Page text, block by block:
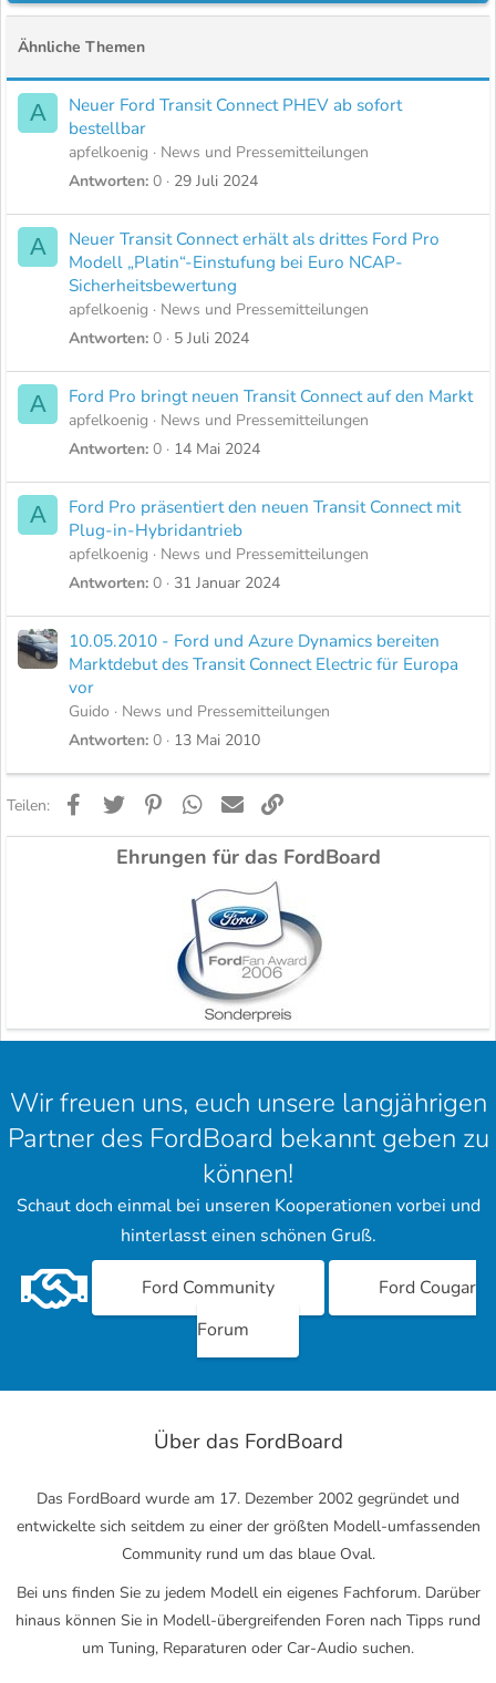
b
v
o
n
Ähnliche Themen
A
Neuer Ford Transit Connect PHEV ab sofort
bestellbar
apfelkoenig
News und Pressemitteilungen
Antworten 0 29 Juli 2024
A
Neuer Transit Connect erhält als drittes Ford Pro
Modell „Platin“-Einstufung bei Euro NCAP-
Sicherheitsbewertung
apfelkoenig
News und Pressemitteilungen
Antworten 0 5 Juli 2024
A Ford Pro bringt neuen Transit Connect auf den Markt
apfelkoenig
News und Pressemitteilungen
Antworten 0 14 Mai 2024
A
Ford Pro präsentiert den neuen Transit Connect mit
Plug-in-Hybridantrieb
apfelkoenig
News und Pressemitteilungen
Antworten 0 31 Januar 2024
10.05.2010 - Ford und Azure Dynamics bereiten
Marktdebut des Transit Connect Electric für Europa
vor
Guido
News und Pressemitteilungen
Antworten 0 13 Mai 2010
Teilen: FacebookTwitter PinterestWhatsApp
E-Mail
Ehrungen für das FordBoard
Wir freuen uns, euch unsere langjährigen
Partner des FordBoard bekannt geben zu
können!
Schaut doch einmal bei unseren Kooperationen vorbei und
hinterlasst einen schönen Gruß.
Ford Community
Ford Cougar
Forum
Über das FordBoard
Das FordBoard wurde am 17. Dezember 2002 gegründet und
entwickelte sich seitdem zu einer der größten Modell-umfassenden
Community rund um das blaue Oval.
Bei uns finden Sie zu jedem Modell ein eigenes Fachforum. Darüber
hinaus können Sie in Modell-übergreifenden Foren nach Tipps rund
um Tuning, Reparaturen oder Car-Audio suchen.